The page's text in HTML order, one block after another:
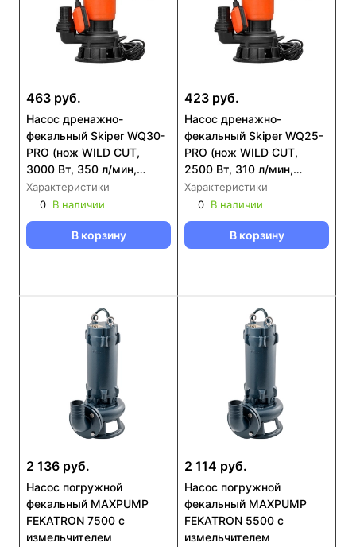
463 руб.
Насос дренажнo-
фекальный Skiper WQ30-
PRO (нож WILD CUT,
3000 Вт, 350 л/мин,
чугун, попл.выкл)
Характеристики
0 В наличии
В корзину
423 руб.
Насос дренажнo-
фекальный Skiper WQ25-
PRO (нож WILD CUT,
2500 Вт, 310 л/мин,
чугун, попл.выкл)
Характеристики
0 В наличии
В корзину
2 136 руб.
Насос погружной
фекальный MAXPUMP
FEKATRON 7500 с
измельчителем
2 114 руб.
Насос погружной
фекальный MAXPUMP
FEKATRON 5500 с
измельчителем